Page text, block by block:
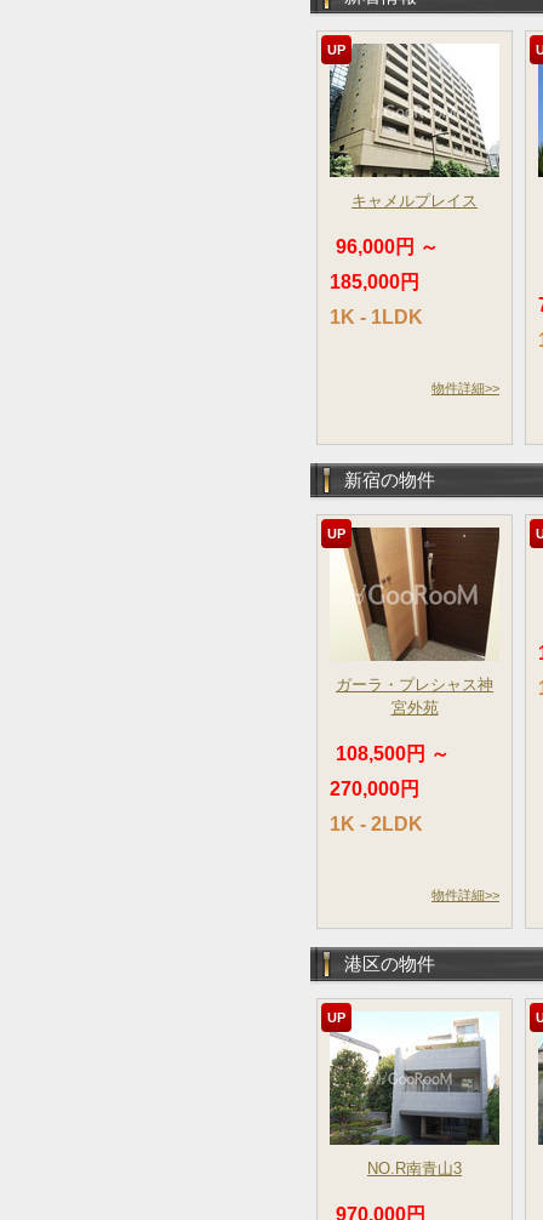
UP
キャメルプレイス
96,000円 ～
185,000円
1K - 1LDK
物件詳細>>
新宿の物件
UP
ガーラ・プレシャス神
宮外苑
108,500円 ～
270,000円
1K - 2LDK
物件詳細>>
港区の物件
UP
NO.R南青山3
970,000円